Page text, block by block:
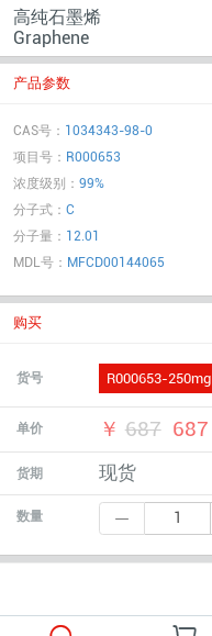
高纯石墨烯
Graphene
产品参数
CAS号： 1034343-98-0
项目号： R000653
浓度级别： 99%
分子式： C
分子量： 12.01
MDL号： MFCD00144065
购买
货号 R000653-250mg
单价 ￥ 687 687
货期 现货
数量